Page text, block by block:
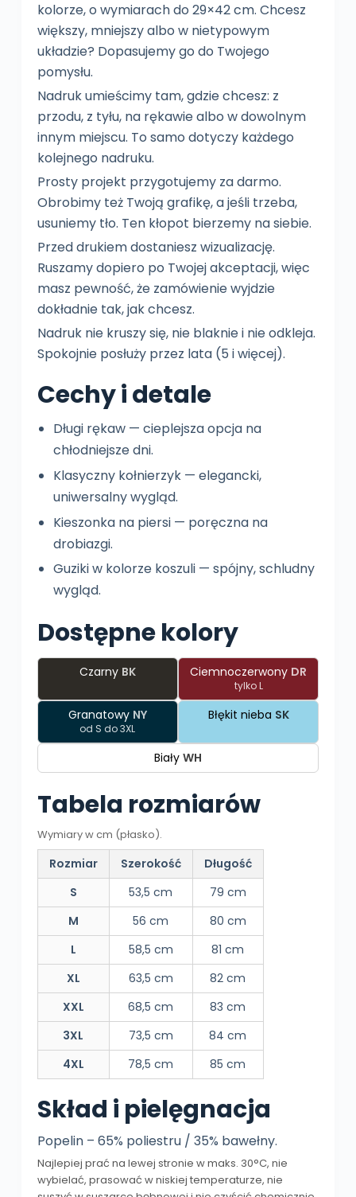
kolorze, o wymiarach do 29×42 cm. Chcesz
większy, mniejszy albo w nietypowym
układzie? Dopasujemy go do Twojego
pomysłu.
Nadruk umieścimy tam, gdzie chcesz: z
przodu, z tyłu, na rękawie albo w dowolnym
innym miejscu. To samo dotyczy każdego
kolejnego nadruku.
Prosty projekt przygotujemy za darmo.
Obrobimy też Twoją grafikę, a jeśli trzeba,
usuniemy tło. Ten kłopot bierzemy na siebie.
Przed drukiem dostaniesz wizualizację.
Ruszamy dopiero po Twojej akceptacji, więc
masz pewność, że zamówienie wyjdzie
dokładnie tak, jak chcesz.
Nadruk nie kruszy się, nie blaknie i nie odkleja.
Spokojnie posłuży przez lata (5 i więcej).
Cechy i detale
Długi rękaw — cieplejsza opcja na
chłodniejsze dni.
Klasyczny kołnierzyk — elegancki,
uniwersalny wygląd.
Kieszonka na piersi — poręczna na
drobiazgi.
Guziki w kolorze koszuli — spójny, schludny
wygląd.
Dostępne kolory
Czarny BK Ciemnoczerwony DR
tylko L
Granatowy NY
od S do 3XL
Błękit nieba SK
Biały WH
Tabela rozmiarów
Wymiary w cm (płasko).
Rozmiar Szerokość
Długość
S
53,5 cm
79 cm
M
56 cm
80 cm
L
58,5 cm
81 cm
XL
63,5 cm
82 cm
XXL
68,5 cm
83 cm
3XL
73,5 cm
84 cm
4XL
78,5 cm 85 cm
Skład i pielęgnacja
Popelin – 65% poliestru / 35% bawełny.
Najlepiej prać na lewej stronie w maks. 30°C, nie
wybielać, prasować w niskiej temperaturze, nie